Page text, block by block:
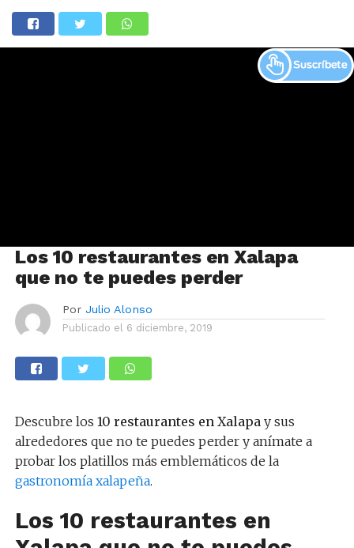
Los 10 restaurantes en Xalapa
que no te puedes perder
Por Julio Alonso
Publicado el 6 diciembre, 2019
Descubre los 10 restaurantes en Xalapay sus
alrededores que no te puedes perder y anímate a
probar los platillos más emblemáticos de la
gastronomía xalapeña.
Los 10 restaurantes en